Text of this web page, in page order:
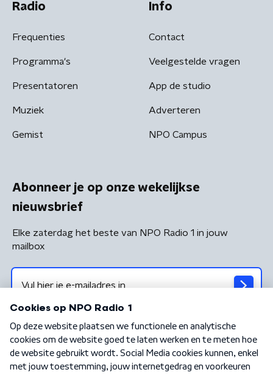
Radio
Frequenties
Programma's
Presentatoren
Muziek
Gemist
Info
Contact
Veelgestelde vragen
App de studio
Adverteren
NPO Campus
Abonneer je op onze wekelijkse
nieuwsbrief
Elke zaterdag het beste van NPO Radio 1 in jouw
mailbox
Algemene voorwaarden Privacybeleid